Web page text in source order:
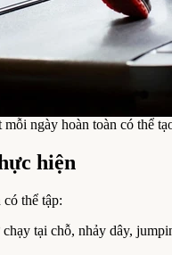
ngày hoàn toàn có thể
hiện
thể tập:
tại chỗ, nhảy dây,